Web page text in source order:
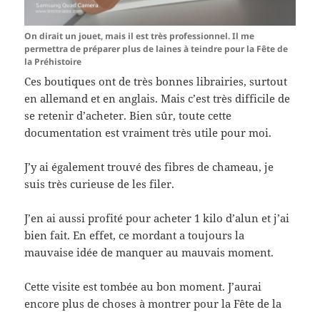
On dirait un jouet, mais il est très professionnel. Il me
permettra de préparer plus de laines à teindre pour la Fête de
la Préhistoire
Ces boutiques ont de très bonnes librairies, surtout
en allemand et en anglais. Mais c’est très difficile de
se retenir d’acheter. Bien sûr, toute cette
documentation est vraiment très utile pour moi.
J’y ai également trouvé des fibres de chameau, je
suis très curieuse de les filer.
J’en ai aussi profité pour acheter 1 kilo d’alun et j’ai
bien fait. En effet, ce mordant a toujours la
mauvaise idée de manquer au mauvais moment.
Cette visite est tombée au bon moment. J’aurai
encore plus de choses à montrer pour la Fête de la